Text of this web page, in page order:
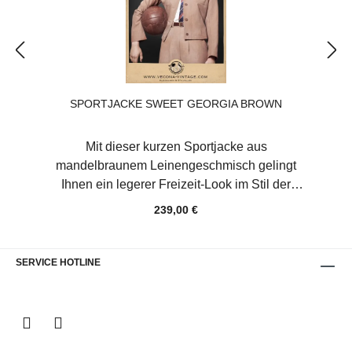
grauMaterial Hochwertige Wolle "Made in
Germany"Obermaterial: 100%
SchurwolleFutter: 50% Viskose, 50% Acetat
SPORTJACKE SWEET GEORGIA BROWN
Mit dieser kurzen Sportjacke aus
mandelbraunem Leinengeschmisch gelingt
Ihnen ein legerer Freizeit-Look im Stil der
1920er bis 40er Jahre. Durchstreifen Sie
im heimischen Garten! Die kurze schmale
Gürtelrücken sorgt für eine betonte Taille und
239,00 €
SERVICE HOTLINE